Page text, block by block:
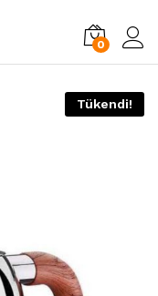
0
Tükendi!